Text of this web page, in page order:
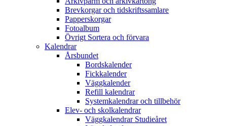
Brevkorgar och tidskriftssamlare
Papperskorgar
Fotoalbum
Övrigt Sortera och förvara
Kalendrar
Årsbundet
Bordskalender
Fickkalender
Väggkalender
Refill kalendrar
Systemkalendrar och tillbehör
Elev- och skolkalendrar
Väggkalendrar Studieåret